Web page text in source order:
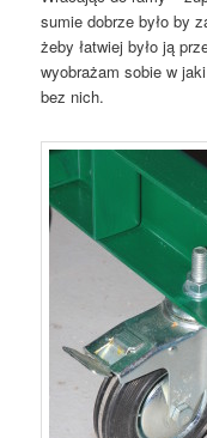
sumie dobrze było by
żeby łatwiej było ją
wyobrażam sobie w
bez nich.